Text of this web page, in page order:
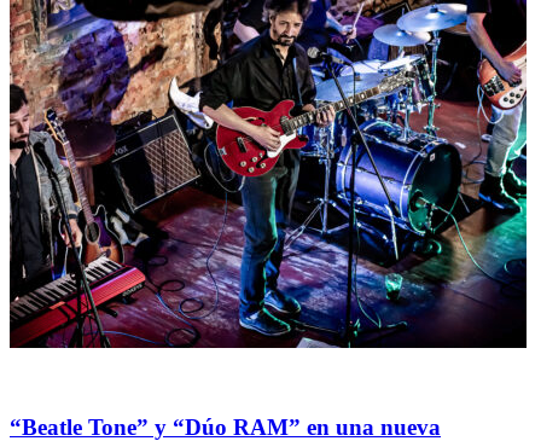
“Beatle Tone” y “Dúo RAM” en una nueva